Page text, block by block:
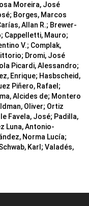
Moreira, José
Borges, Marcos
Allan R.; Brewer-
Cappelletti, Mauro;
V.; Complak,
Dromi, José
Picardi, Alessandro;
Enrique; Hasbscheid,
Piñero, Rafael;
Alcides de; Montero
Oliver; Ortiz
Favela, José; Padilla,
Luna, Antonio-
Norma Lucía;
Karl; Valadés,